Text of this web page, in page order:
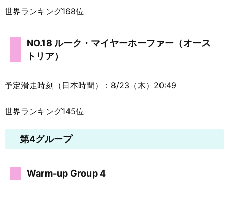
世界ランキング168位
NO.18 ルーク・マイヤーホーファー（オース
トリア）
予定滑走時刻（日本時間）：8/23（木）20:49
世界ランキング145位
第4グループ
Warm-up Group 4